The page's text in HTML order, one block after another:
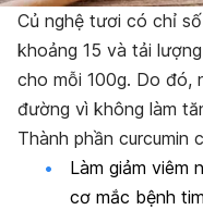
Củ nghệ tươi có chỉ
khoảng 15 và tải
cho mỗi 100g. Do đó,
đường vì không làm
Thành phần curcumin
Làm giảm viêm
cơ mắc bệnh